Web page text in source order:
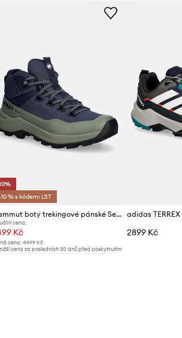
% s kódem: LST
Mammut boty trekingové pánské Sertig III Mid GTX
cena:
Kč
cena: 4999 Kč
cena za posledních 30 dnů před poskytnutím
2899 Kč